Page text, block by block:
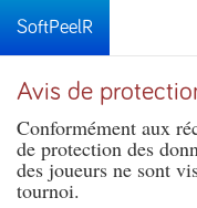
SoftPeelR
Avis de
Conformément aux
de protection des
des joueurs ne sont
tournoi.